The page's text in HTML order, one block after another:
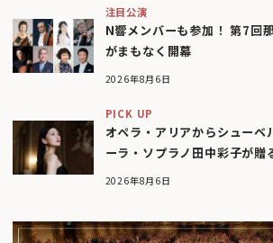
注目公演
N響メンバーも参加！ 第7回
がまもなく開幕
2026年8月6日
PICK UP
オペラ・アリアからシューベ
ーラ・ソプラノ田中彩子が贈
2026年8月6日